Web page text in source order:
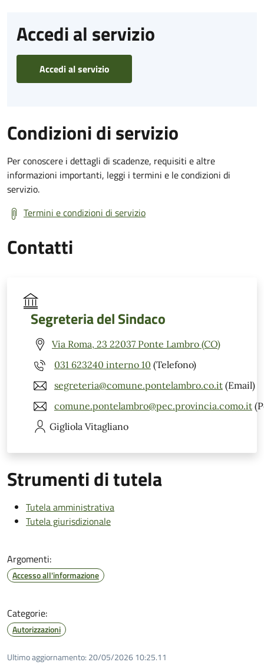
Accedi al servizio
Accedi al servizio
Condizioni di servizio
Per conoscere i dettagli di scadenze, requisiti e altre
informazioni importanti, leggi i termini e le condizioni di
servizio.
Termini e condizioni di servizio
Contatti
Segreteria del Sindaco
Via Roma, 23 22037 Ponte Lambro (CO)
031 623240 interno 10 (Telefono)
segreteria@comune.pontelambro.co.it (Email)
comune.pontelambro@pec.provincia.como.it
Gigliola Vitagliano
Strumenti di tutela
Tutela amministrativa
Tutela giurisdizionale
Argomenti:
Accesso all'informazione
Categorie:
Autorizzazioni
Ultimo aggiornamento: 20/05/2026 10:25.11